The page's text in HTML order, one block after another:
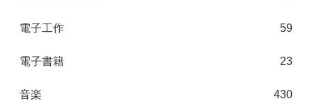
電子工作 59
電子書籍 23
音楽 430